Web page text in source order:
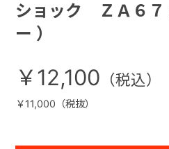
ショック ＺＡ６
ー ）
￥12,100
￥11,000（税抜）